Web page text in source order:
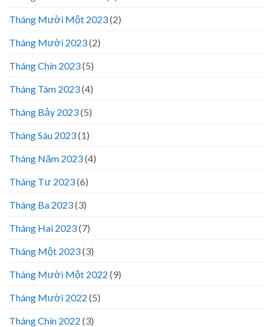
Tháng Mười Một 2023(2)
Tháng Mười 2023(2)
Tháng Chín 2023(5)
Tháng Tám 2023(4)
Tháng Bảy 2023(5)
Tháng Sáu 2023(1)
Tháng Năm 2023(4)
Tháng Tư 2023(6)
Tháng Ba 2023(3)
Tháng Hai 2023(7)
Tháng Một 2023(3)
Tháng Mười Một 2022 (9)
Tháng Mười 2022 (5)
Tháng Chín 2022 (3)